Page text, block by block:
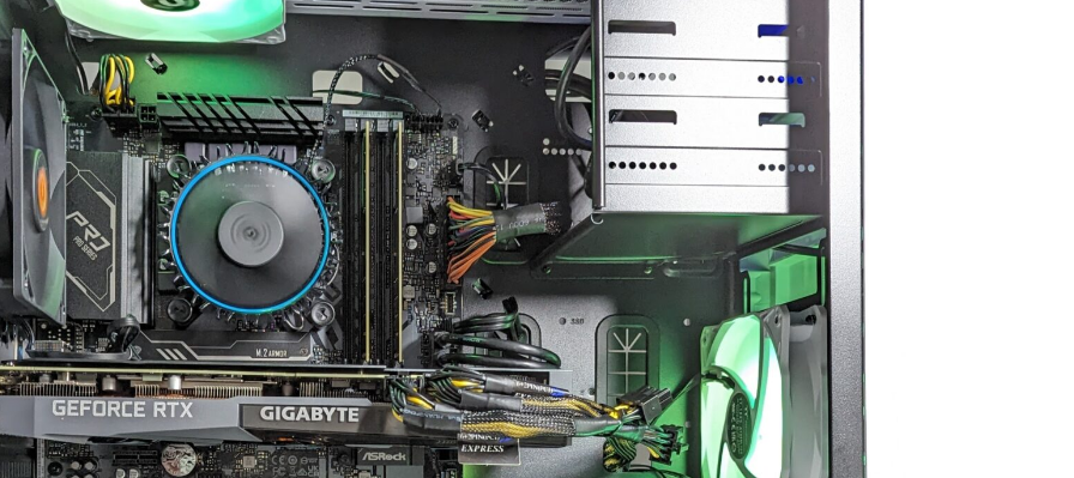
評価枠じゃ足りな
もずっと続いて欲
ショップです！
月に購入、半年近
題なく快適に使用
ましたが、突然の
ンプ点灯で起動不
ンウィーク目前だ
もあり、連休中に
えない絶望的な気持
。
にAIやネットを駆
々と対処を試みま
ネテル会長
2 か月 前
購入後のアフターフォロー
まで非常に丁寧で、安心し
て相談できるショップ様で
す。
購入したPCについて、外付
けHDD接続時に特定のUSB
ポートでデータ転送がうま
くいかない症状があり相談
しましたが、単に「別のポ
ートを使ってください」で
終わるのではなく、背面
USBポートごとの内部仕様
まで確認したうえで、原因
の切り分けを非常に詳しく
案内していただきました。
具体的には、正常に動作し
ているUSBポートが
続きを読む
チャロコテツ
2 か月 前
ゲームが快適にプレイした
いけど機械には詳しくない
ので本人に聞いてみよう！
ということでAIにゲームの
種類と予算を伝えたらオス
スメされたこちらで買いま
した。
最初にサイトを見た時はシ
ンプル過ぎてリンクが間違
っているのかと思ってしま
いましたが、種類はそこそ
こありパーツも分かりやす
く写真と説明があって選び
やすいです。目移りしない
ので買うつもりのないもの
まで買ってしまう現象もお
きません。組立履歴から実
際の数値が見られるので、
続きを読む
ねこです
3 か月 前
去年の12月初旬に購入。
GPUはRTX5060の比較的安
価な構成のPC購入ですが当
方、初めてのゲーミングPC
HP内がとてもシンプルな作
りになっているので若干の
怪しさを感じてしまいまし
たが…笑
他の方の丁寧で評価の高い
レビューなども購入のきっ
かけの一つになりました。
製品に関しても購入して４
ヶ月弱経ちますが不具合や
故障は一切なく快適に動
作、使用できています！
続きを読む